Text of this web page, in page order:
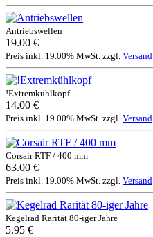
Antriebswellen
19.00 €
Preis inkl. 19.00% MwSt. zzgl. Versand
!Extremkühlkopf
14.00 €
Preis inkl. 19.00% MwSt. zzgl. Versand
Corsair RTF / 400 mm
63.00 €
Preis inkl. 19.00% MwSt. zzgl. Versand
Kegelrad Rarität 80-iger Jahre
5.95 €